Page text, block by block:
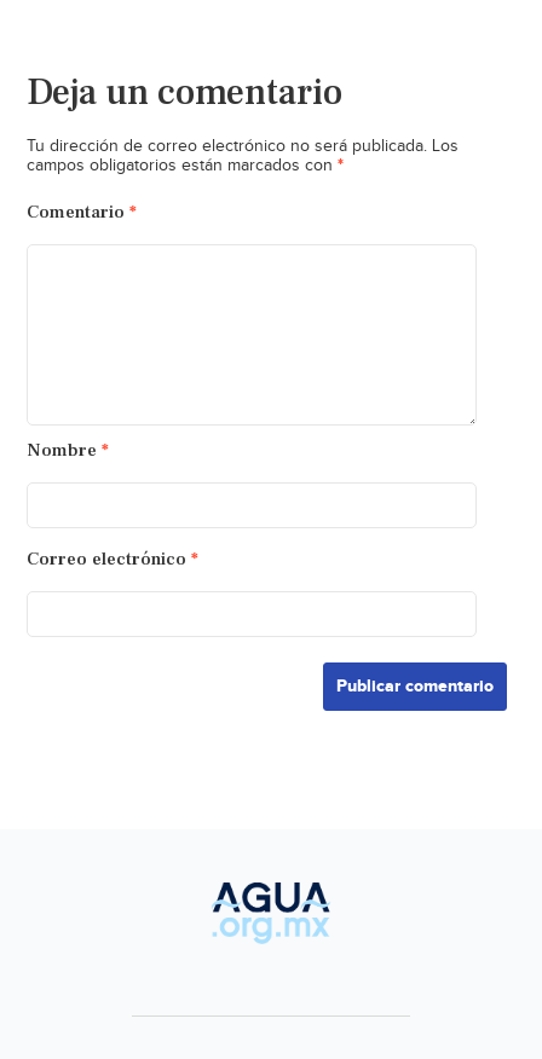
Deja un comentario
Tu dirección de correo electrónico no será publicada. Los
campos obligatorios están marcados con *
Comentario *
Nombre *
Correo electrónico *